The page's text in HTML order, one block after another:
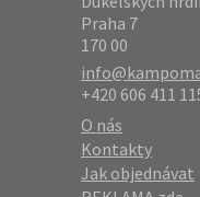
Praha 7
170 00
+420 606 411
O nás
Kontakty
Jak objednávat